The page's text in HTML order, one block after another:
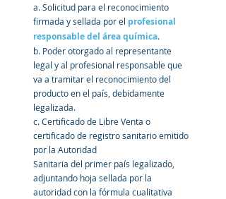
a. Solicitud para el reconocimiento
firmada y sellada por el profesional
responsable del área química.
b. Poder otorgado al representante
legal y al profesional responsable que
va a tramitar el reconocimiento del
producto en el país, debidamente
legalizada.
c. Certificado de Libre Venta o
certificado de registro sanitario emitido
por la Autoridad
Sanitaria del primer país legalizado,
adjuntando hoja sellada por la
autoridad con la fórmula cualitativa